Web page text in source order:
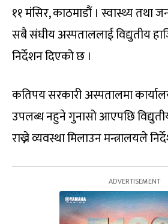
११ मंसिर, काठमाडौं । स्वास्थ्य तथा
सबै संघीय अस्पताललाई विद्युतीय
निर्देशन दिएको छ ।
कतिपय सरकारी अस्पतालमा
उपलब्ध नहुने गुनासो आएपछि
राख्ने व्यवस्था मिलाउन मन्त्रालयले